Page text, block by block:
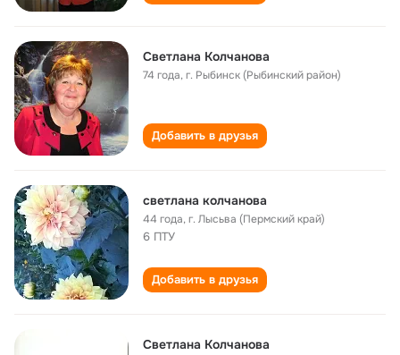
Светлана Колчанова
74 года,г. Рыбинск (Рыбинский район)
Добавить в друзья
светлана колчанова
44 года,г. Лысьва (Пермский край)
6 ПТУ
Добавить в друзья
Cветлана Колчанова